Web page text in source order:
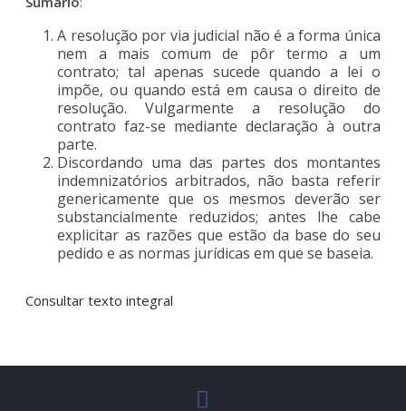
A resolução por via judicial não é a forma única
nem a mais comum de pôr termo a um
contrato; tal apenas sucede quando a lei o
impõe, ou quando está em causa o direito de
resolução. Vulgarmente a resolução do
contrato faz-se mediante declaração à outra
parte.
Discordando uma das partes dos montantes
indemnizatórios arbitrados, não basta referir
genericamente que os mesmos deverão ser
substancialmente reduzidos; antes lhe cabe
explicitar as razões que estão da base do seu
pedido e as normas jurídicas em que se baseia.
Consultar texto integral